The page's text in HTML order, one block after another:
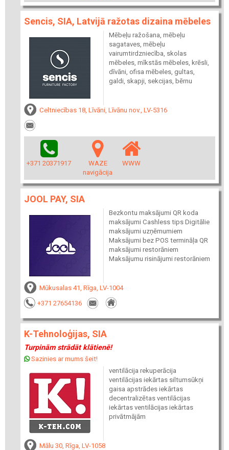
Sencis, SIA, Latvijā ražotas dizaina mēbeles
Mēbeļu ražošana, mēbeļu
sagataves, mēbeļu
vairumtirdzniecība, skolas
mēbeles, mīkstās mēbeles, krēsli,
dīvāni, ofisa mēbeles, gultas,
galdi, skapji, sekcijas, bērnu
Celtniecības 18, Līvāni, Līvānu nov., LV-5316
+371 20371917
WAZE
navigācija
WWW
JOOL PAY, SIA
Bezkontu maksājumi QR koda
maksājumi Cashless tips Digitālie
maksājumi uzņēmumiem
Maksājumi bez POS termināļa QR
maksājumi restorāniem
Maksājumu risinājumi restorāniem
Mūkusalas 41, Rīga, LV-1004
+371 27654136
K-Tehnoloģijas, SIA
Turpinām strādāt klātienē!
Sazinies ar mums šeit!
ventilācija rekuperācija
ventilācijas iekārtas siltumsūkņi
gaisa apstrādes iekārtas
decentralizētas ventilācijas
iekārtas ventilācijas iekārtas
privātmājām
Mālu 30, Rīga, LV-1058